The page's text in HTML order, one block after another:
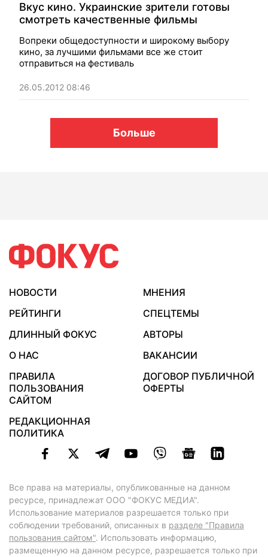
Вкус кино. Украинские зрители готовы
смотреть качественные фильмы
Вопреки общедоступности и широкому выбору
кино, за лучшими фильмами все же стоит
отправиться на фестиваль
26.05.2012 08:46
Больше
НОВОСТИ
МНЕНИЯ
РЕЙТИНГИ
СПЕЦТЕМЫ
ДЛИННЫЙ ФОКУС
АВТОРЫ
О НАС
ВАКАНСИИ
ПРАВИЛА
ПОЛЬЗОВАНИЯ
САЙТОМ
ДОГОВОР ПУБЛИЧНОЙ
ОФЕРТЫ
РЕДАКЦИОННАЯ
ПОЛИТИКА
Все права на материалы, опубликованные на данном
ресурсе, принадлежат ООО "ФОКУС МЕДИА".
Использование материалов разрешается только при
соблюдении требований, описанных в разделе "Правила
пользования сайтом". Использовать информацию,
размещенную на данном ресурсе, разрешается только при